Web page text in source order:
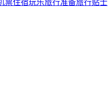
票住宿玩乐旅行准备旅行贴士